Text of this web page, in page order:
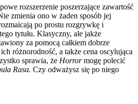
rozszerzenie poszerzające zawartość
zmienia ono w żaden sposób jej
po prostu rozgrywkę i
tytułu. Klasyczny, ale jakże
za pomocą całkiem dobrze
różnorodność, a także cena oscylująca
sprawia, że Horrormogę polecić
Rasa. Czy odważysz się po niego